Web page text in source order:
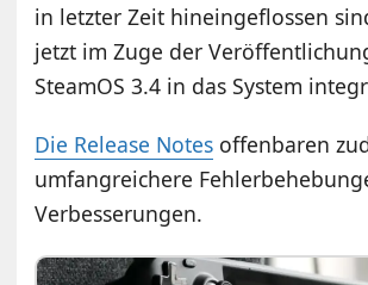
in letzter Zeit hineingeflossen
jetzt im Zuge der
SteamOS 3.4 in das System
Die Release Notes offenbaren
umfangreichere
Verbesserungen.